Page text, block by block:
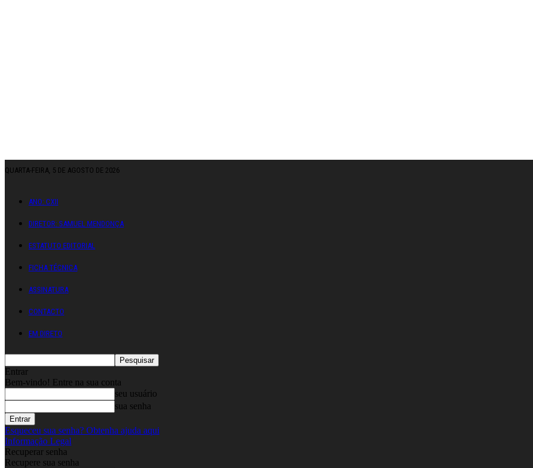
QUARTA-FEIRA, 5 DE AGOSTO DE 2026
ANO: CXII
DIRETOR: SAMUEL MENDONÇA
ESTATUTO EDITORIAL
FICHA TÉCNICA
ASSINATURA
CONTACTO
EM DIRETO
Entrar
Bem-vindo! Entre na sua conta
seu usuário
sua senha
Esqueceu sua senha? Obtenha ajuda aqui
Informação Legal
Recuperar senha
Recupere sua senha